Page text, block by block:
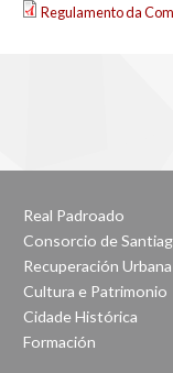
Regulamento da
Real Padroado
Consorcio de
Recuperación Urbana
Cultura e Patrimonio
Cidade Histórica
Formación